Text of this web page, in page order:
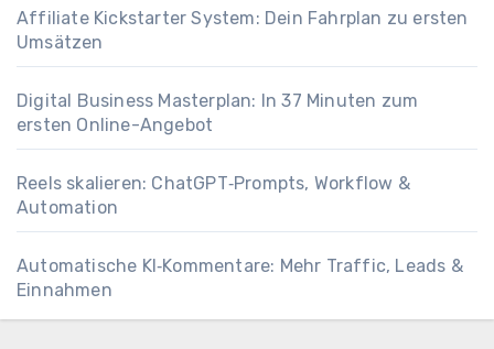
Affiliate Kickstarter System: Dein Fahrplan zu ersten
Umsätzen
Digital Business Masterplan: In 37 Minuten zum
ersten Online-Angebot
Reels skalieren: ChatGPT‑Prompts, Workflow &
Automation
Automatische KI‑Kommentare: Mehr Traffic, Leads &
Einnahmen